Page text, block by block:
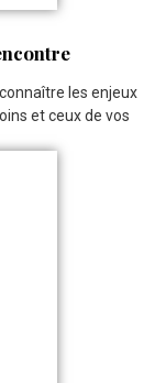
les enjeux
et ceux de vos